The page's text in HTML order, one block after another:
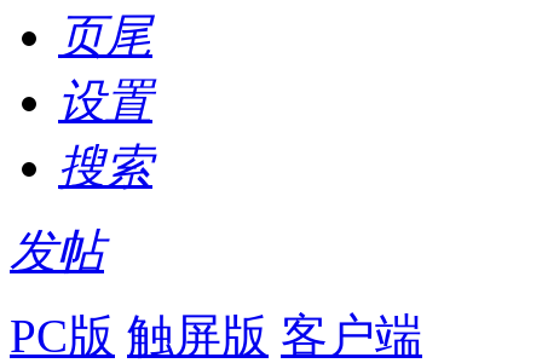
页尾
设置
搜索
发帖
PC版 触屏版 客户端